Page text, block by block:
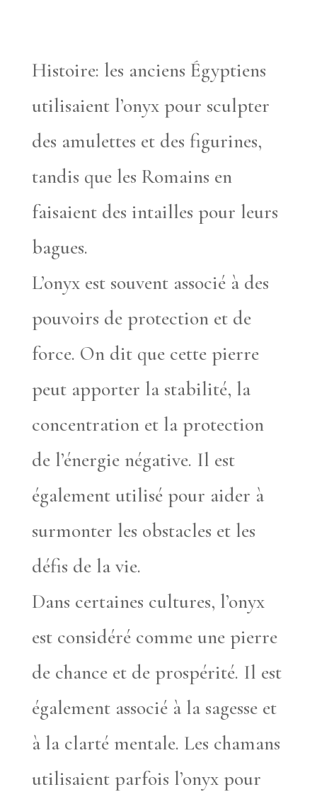
Histoire: les anciens Égyptiens
utilisaient l’onyx pour sculpter
des amulettes et des figurines,
tandis que les Romains en
faisaient des intailles pour leurs
bagues.
L’onyx est souvent associé à des
pouvoirs de protection et de
force. On dit que cette pierre
peut apporter la stabilité, la
concentration et la protection
de l’énergie négative. Il est
également utilisé pour aider à
surmonter les obstacles et les
défis de la vie.
Dans certaines cultures, l’onyx
est considéré comme une pierre
de chance et de prospérité. Il est
également associé à la sagesse et
à la clarté mentale. Les chamans
utilisaient parfois l’onyx pour